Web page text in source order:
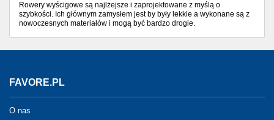
Rowery wyścigowe są najlżejsze i zaprojektowane z myślą o
szybkości. Ich głównym zamysłem jest by były lekkie a wykonane są z
nowoczesnych materiałów i mogą być bardzo drogie.
FAVORE.PL
O nas